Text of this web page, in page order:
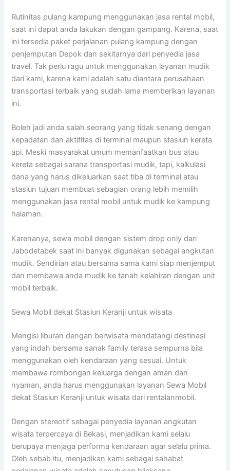
Rutinitas pulang kampung menggunakan jasa rental mobil,
saat ini dapat anda lakukan dengan gampang. Karena, saat
ini tersedia paket perjalanan pulang kampung dengan
penjemputan Depok dan sekitarnya dari penyedia jasa
travel. Tak perlu ragu untuk menggunakan layanan mudik
dari kami, karena kami adalah satu diantara perusahaan
transportasi terbaik yang sudah lama memberikan layanan
ini.
Boleh jadi anda salah seorang yang tidak senang dengan
kepadatan dan aktifitas di terminal maupun stasiun kereta
api. Meski masyarakat umum memanfaatkan bus atau
kereta sebagai sarana transportasi mudik, tapi, kalkulasi
dana yang harus dikeluarkan saat tiba di terminal atau
stasiun tujuan membuat sebagian orang lebih memilih
menggunakan jasa rental mobil untuk mudik ke kampung
halaman.
Karenanya, sewa mobil dengan sistem drop only dari
Jabodetabek saat ini banyak digunakan sebagai angkutan
mudik. Sendirian atau bersama sama kami siap menjemput
dan membawa anda mudik ke tanah kelahiran dengan unit
mobil terbaik.
Sewa Mobil dekat Stasiun Keranji untuk wisata
Mengisi liburan dengan berwisata mendatangi destinasi
yang indah bersama sanak family terasa sempurna bila
menggunakan oleh kendaraan yang sesuai. Untuk
membawa rombongan keluarga dengan aman dan
nyaman, anda harus menggunakan layanan Sewa Mobil
dekat Stasiun Keranji untuk wisata dari rentalanmobil.
Dengan stereotif sebagai penyedia layanan angkutan
wisata terpercaya di Bekasi, menjadikan kami selalu
berupaya menjaga performa kendaraan agar selalu prima.
Oleh sebab itu, menjadikan kami sebagai sahabat